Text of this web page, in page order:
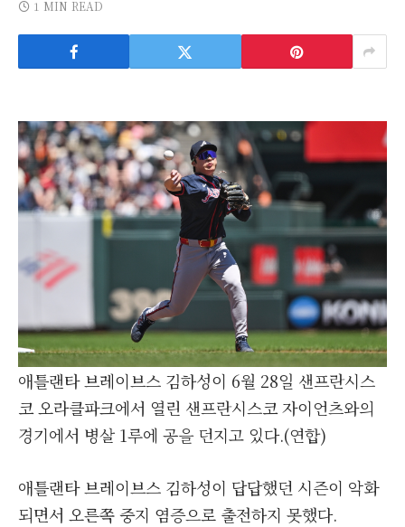
1 MIN READ
애틀랜타 브레이브스 김하성이 6월 28일 샌프란시스
코 오라클파크에서 열린 샌프란시스코 자이언츠와의
경기에서 병살 1루에 공을 던지고 있다.(연합)
애틀랜타 브레이브스 김하성이 답답했던 시즌이 악화
되면서 오른쪽 중지 염증으로 출전하지 못했다.